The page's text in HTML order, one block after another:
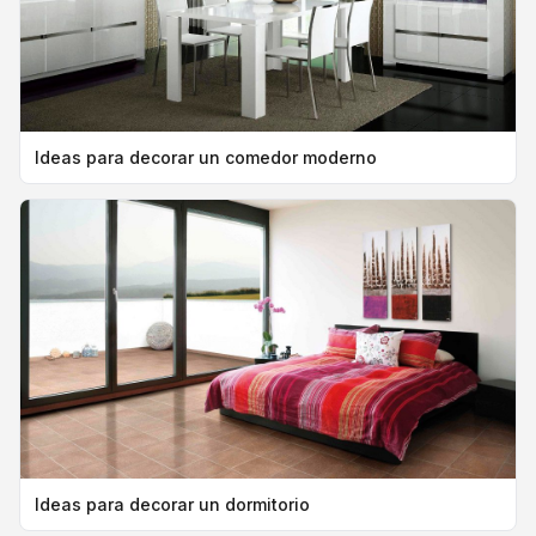
Ideas para decorar un comedor moderno
Ideas para decorar un dormitorio